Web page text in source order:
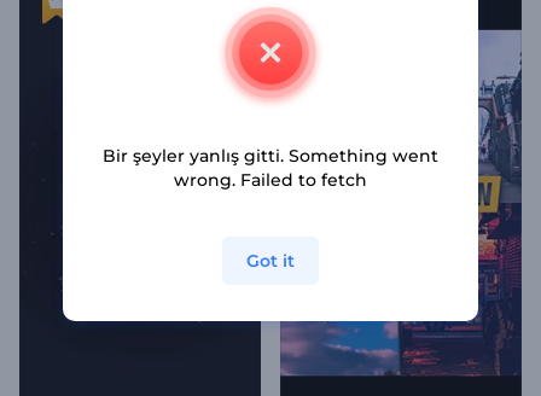
Bir şeyler yanlış gitti. Something went
wrong. Failed to fetch
Got it